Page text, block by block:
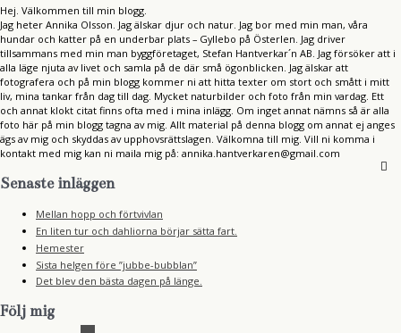
Hej. Välkommen till min blogg.
Jag heter Annika Olsson. Jag älskar djur och natur. Jag bor med min man, våra
hundar och katter på en underbar plats – Gyllebo på Österlen. Jag driver
tillsammans med min man byggföretaget, Stefan Hantverkar´n AB. Jag försöker att i
alla läge njuta av livet och samla på de där små ögonblicken. Jag älskar att
fotografera och på min blogg kommer ni att hitta texter om stort och smått i mitt
liv, mina tankar från dag till dag. Mycket naturbilder och foto från min vardag. Ett
och annat klokt citat finns ofta med i mina inlägg. Om inget annat nämns så är alla
foto här på min blogg tagna av mig. Allt material på denna blogg om annat ej anges
ägs av mig och skyddas av upphovsrättslagen. Välkomna till mig. Vill ni komma i
kontakt med mig kan ni maila mig på: annika.hantverkaren@gmail.com
Senaste inläggen
Mellan hopp och förtvivlan
En liten tur och dahliorna börjar sätta fart.
Hemester
Sista helgen före ”jubbe-bubblan”
Det blev den bästa dagen på länge.
Följ mig